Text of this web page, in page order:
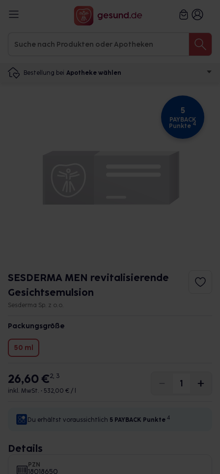
Bestellung bei Apotheke wählen
5
PAYBACK
Punkte 4
SESDERMA MEN revitalisierende
Gesichtsemulsion
Sesderma Sp. z o.o.
Packungsgröße
50 ml
26,60 €2, 3
inkl. MwSt. • 532,00 € / l
Du erhältst voraussichtlich 5 PAYBACK Punkte 4
Details
PZN
18018650